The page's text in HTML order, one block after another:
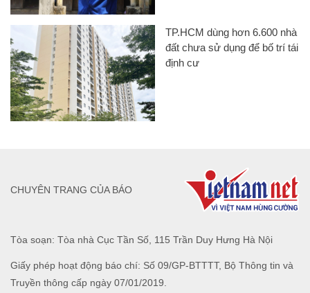
TP.HCM dùng hơn 6.600 nhà
đất chưa sử dụng để bố trí tái
định cư
Tòa soạn: Tòa nhà Cục Tần Số, 115 Trần Duy Hưng Hà Nội
Giấy phép hoạt động báo chí: Số 09/GP-BTTTT, Bộ Thông tin và
Truyền thông cấp ngày 07/01/2019.
CHUYÊN TRANG CỦA BÁO